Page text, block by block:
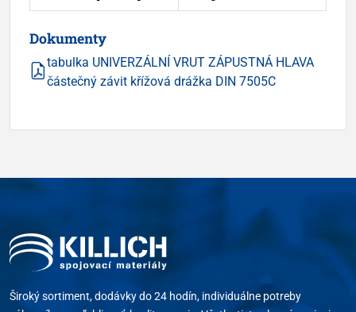
Dokumenty
tabulka UNIVERZÁLNÍ VRUT ZÁPUSTNÁ HLAVA
částečný závit křížová drážka DIN 7505C
Široký sortiment, dodávky do 24 hodín, individuálne potreby